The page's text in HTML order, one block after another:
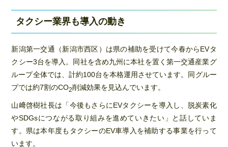
タクシー業界も導入の動き
新潟第一交通（新潟市西区）は県の補助を受けて今春からEVタ
クシー3台を導入。同社を含め九州に本社を置く第一交通産業グ
ループ全体では、計約100台を本格運用させています。同グルー
プでは約7割のCO2削減効果を見込んでいます。
山﨑啓樹社長は「今後もさらにEVタクシーを導入し、脱炭素化
やSDGsにつながる取り組みを進めていきたい」と話していま
す。県は本年度もタクシーのEV車導入を補助する事業を行って
います。